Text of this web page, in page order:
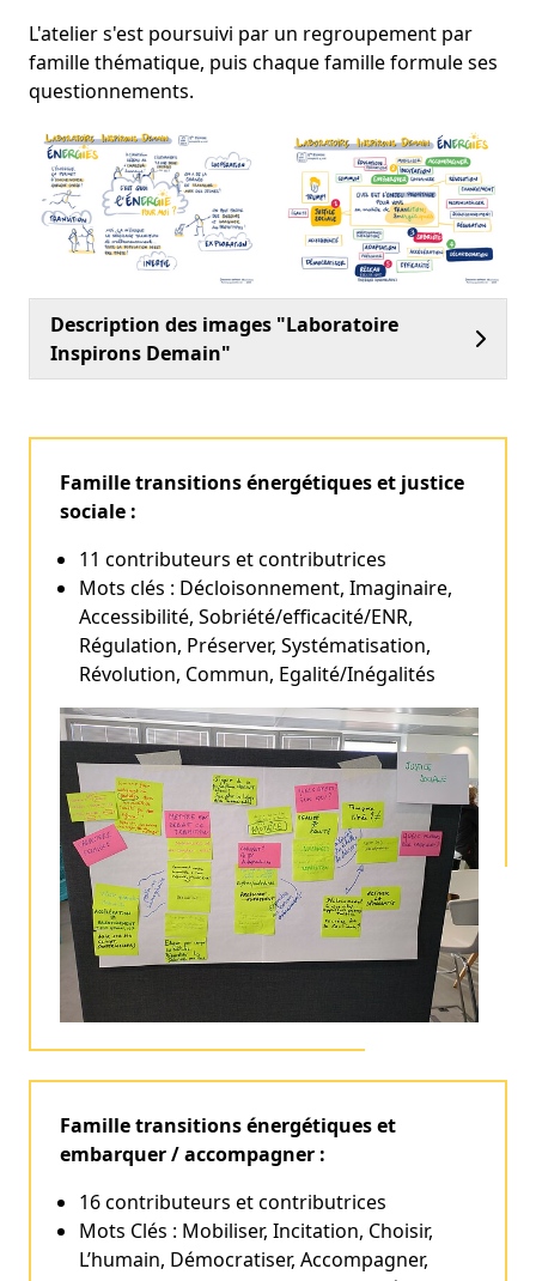
L'atelier s'est poursuivi par un regroupement par
famille thématique, puis chaque famille formule ses
questionnements.
Description des images "Laboratoire
Inspirons Demain"
Famille transitions énergétiques et justice
sociale :
11 contributeurs et contributrices
Mots clés : Décloisonnement, Imaginaire,
Accessibilité, Sobriété/efficacité/ENR,
Régulation, Préserver, Systématisation,
Révolution, Commun, Egalité/Inégalités
Famille transitions énergétiques et
embarquer / accompagner :
16 contributeurs et contributrices
Mots Clés : Mobiliser, Incitation, Choisir,
L’humain, Démocratiser, Accompagner,